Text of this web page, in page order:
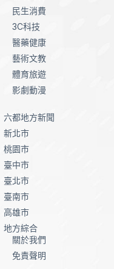
民生消費
3C科技
醫藥健康
藝術文教
體育旅遊
影劇動漫
六都地方新聞
新北市
桃園市
臺中市
臺北市
臺南市
高雄市
地方綜合
關於我們
免責聲明